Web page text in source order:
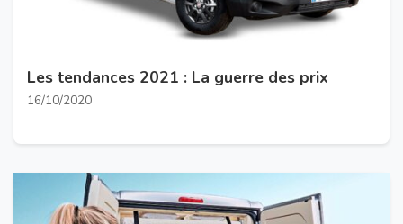
Les tendances 2021 : La guerre des prix
16/10/2020